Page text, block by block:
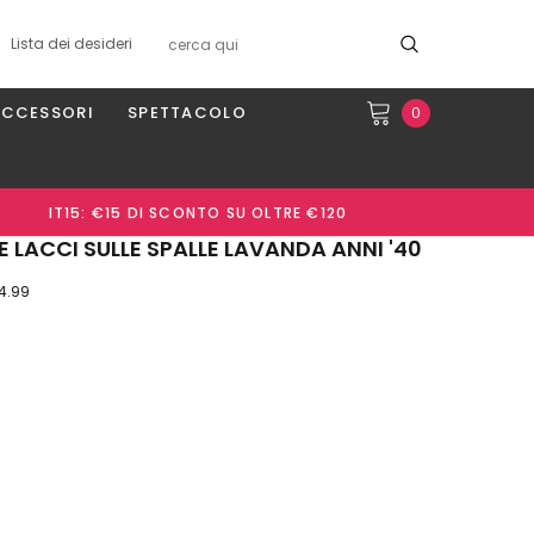
Lista dei desideri
SPETTACOLO 0
IT15: €15 DI SCONTO SU OLTRE €120
LACCI SULLE SPALLE LAVANDA ANNI '40